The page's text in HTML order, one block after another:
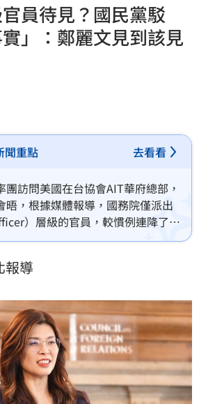
員待見？國民黨駁
實」：鄭麗文見到該見
聞重點 去看看
團訪問美國在台協會AIT華府總部，
晤，根據媒體報導，國務院僅派出
）層級的官員，較慣例連降了三
（14日）表示，「鄭麗文非常感謝
帶風向，只是再次暴露民進黨對
報導